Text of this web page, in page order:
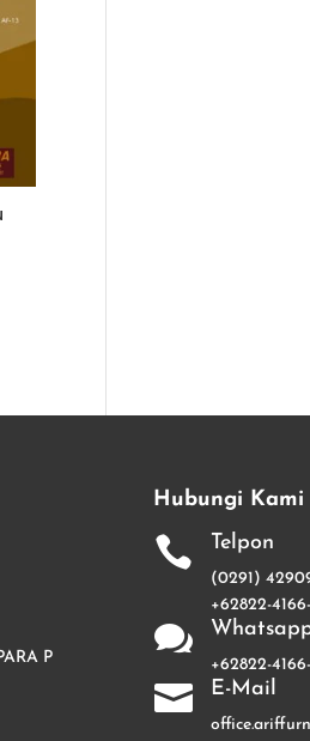
P
Hubungi Kami
 Telpon
(0291)
+62822-

+62822-
 E-Mail